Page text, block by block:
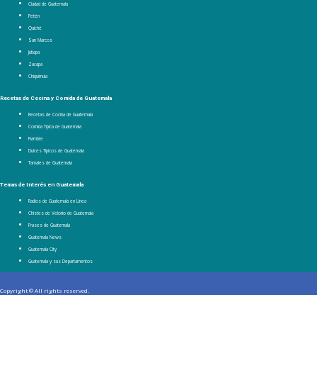
Ciudad de Guatemala
Petén
Quiché
San Marcos
Jutiapa
Zacapa
Chiquimula
Recetas de Cocina y Comida de Guatemala
Recetas de Cocina de Guatemala
Comida Típica de Guatemala
Fiambre
Dulces Típicos de Guatemala
Tamales de Guatemala
Temas de Interés en Guatemala
Radios de Guatemala en Línea
Chistes de Velorio de Guatemala
Frases de Guatemala
Guatemala News
Guatemala City
Guatemala y sus Departamentos
Copyright © All rights reserved.